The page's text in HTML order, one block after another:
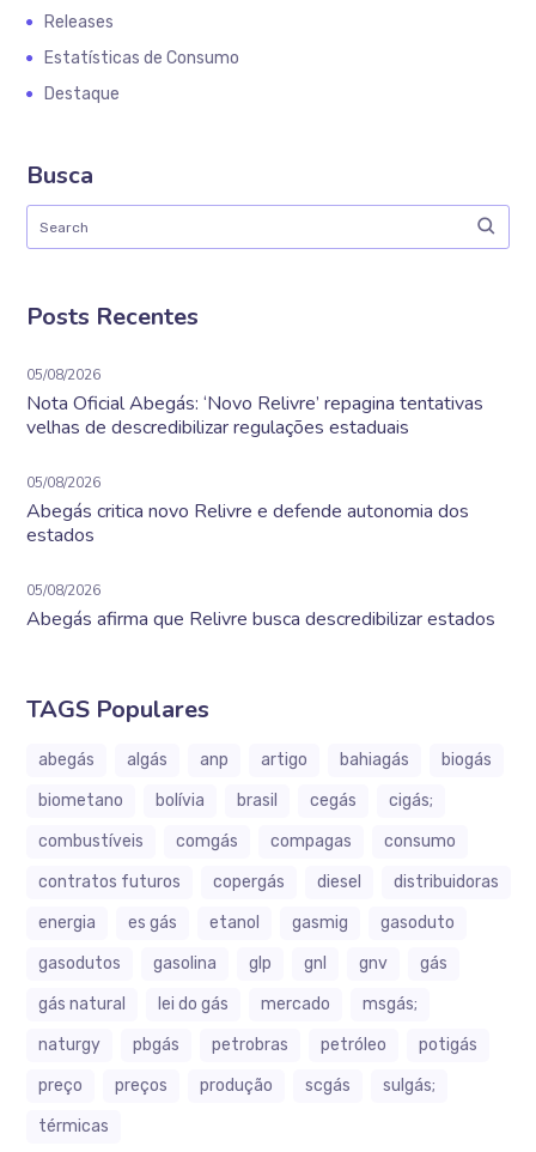
Releases
Estatísticas de Consumo
Destaque
Busca
Posts Recentes
05/08/2026
Nota Oficial Abegás: ‘Novo Relivre’ repagina tentativas
velhas de descredibilizar regulações estaduais
05/08/2026
Abegás critica novo Relivre e defende autonomia dos
estados
05/08/2026
Abegás afirma que Relivre busca descredibilizar estados
TAGS Populares
abegás algás anp artigo bahiagás
biogás
biometano
bolívia brasil cegás
cigás;
combustíveis
comgás compagas
consumo
contratos futuros
copergás diesel
distribuidoras
energia
es gás etanol gasmig
gasoduto
gasodutos
gasolina glp gnl gnv
gás
gás natural
lei do gás mercado
msgás;
naturgy
pbgás petrobras petróleo
potigás
preço
preços produção scgás
sulgás;
térmicas